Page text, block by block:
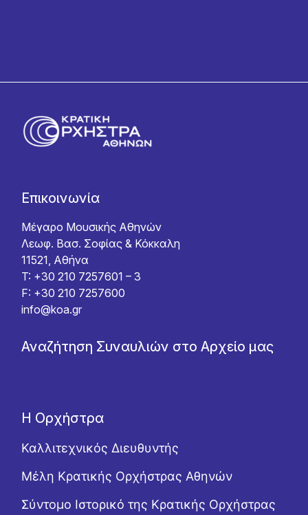
Επικοινωνία
Μέγαρο Μουσικής Αθηνών
Λεωφ. Βασ. Σοφίας & Κόκκαλη
11521, Αθήνα
T: +30 210 7257601 – 3
F: +30 210 7257600
info@koa.gr
Αναζήτηση Συναυλιών στο Αρχείο μας
Η Ορχήστρα
Καλλιτεχνικός Διευθυντής
Μέλη Κρατικής Ορχήστρας Αθηνών
Σύντομο Ιστορικό της Κρατικής Ορχήστρας